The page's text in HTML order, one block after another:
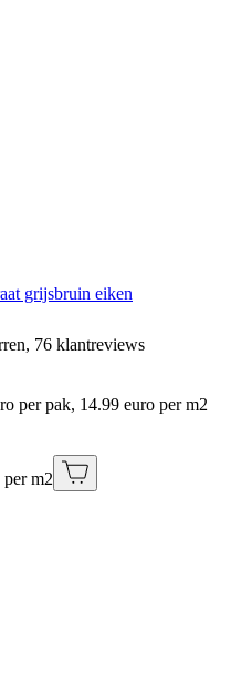
grijsbruin eiken
76 klantreviews
per pak, 14.99 euro per m2
m2